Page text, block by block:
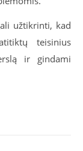
užtikrinti, kad
teisinius
ir gindami